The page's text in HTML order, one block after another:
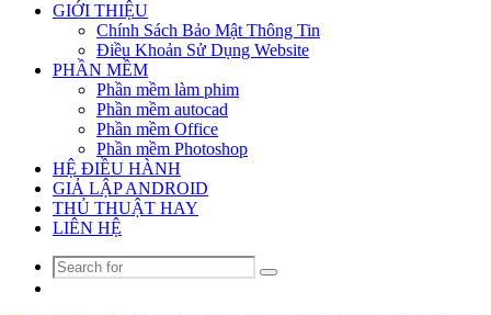
GIỚI THIỆU
Chính Sách Bảo Mật Thông Tin
Điều Khoản Sử Dụng Website
PHẦN MỀM
Phần mềm làm phim
Phần mềm autocad
Phần mềm Office
Phần mềm Photoshop
HỆ ĐIỀU HÀNH
GIẢ LẬP ANDROID
THỦ THUẬT HAY
LIÊN HỆ
Search